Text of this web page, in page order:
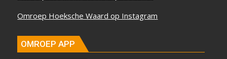
Omroep Hoeksche Waard op Instagram
OMROEP APP